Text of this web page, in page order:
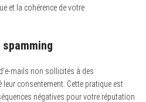
et la cohérence de votre
mails non sollicités à des
consentement. Cette pratique est
négatives pour votre réputation